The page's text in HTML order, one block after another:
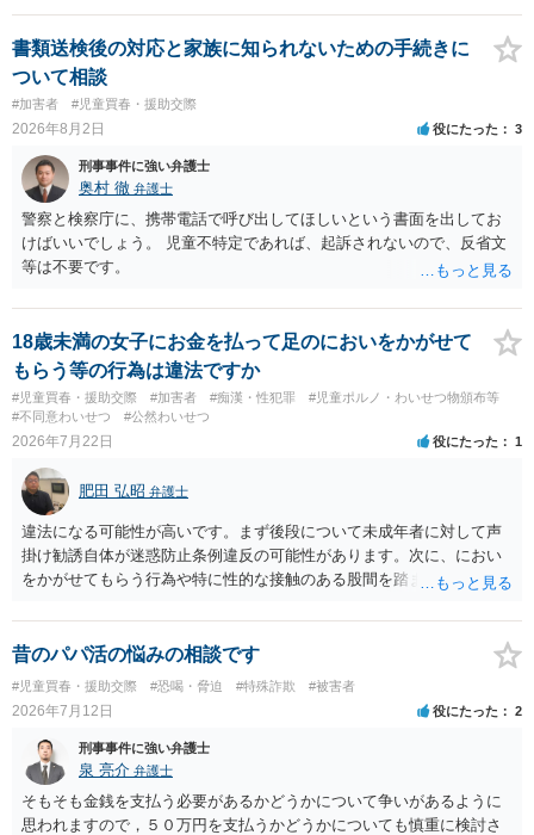
書類送検後の対応と家族に知られないための手続きに
ついて相談
#加害者 #児童買春・援助交際
2026年8月2日 役にたった 3
刑事事件に強い弁護士
奥村 徹 弁護士
警察と検察庁に、携帯電話で呼び出してほしいという書面を出してお
けばいいでしょう。 児童不特定であれば、起訴されないので、反省文
等は不要です。
18歳未満の女子にお金を払って足のにおいをかがせて
もらう等の行為は違法ですか
#児童買春・援助交際 #加害者 #痴漢・性犯罪
#児童ポルノ・わいせつ物頒布等
#不同意わいせつ
#公然わいせつ
2026年7月22日 役にたった 1
肥田 弘昭 弁護士
違法になる可能性が高いです。まず後段について未成年者に対して声
掛け勧誘自体が迷惑防止条例違反の可能性があります。次に、におい
をかがせてもらう行為や特に性的な接触のある股間を踏ませる行為
条例違反などに該当する可能性が高いです。ご参考にしてください。
昔のパパ活の悩みの相談です
#児童買春・援助交際 #恐喝・脅迫 #特殊詐欺 #被害者
2026年7月12日 役にたった 2
刑事事件に強い弁護士
泉 亮介 弁護士
そもそも金銭を支払う必要があるかどうかについて争いがあるように
思われますので，５０万円を支払うかどうかについても慎重に検討さ